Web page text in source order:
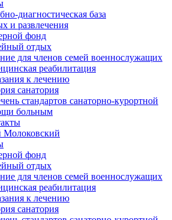
диагностическая база
и развлечения
фонд
отдых
для членов семей военнослужащих
реабилитация
к лечению
санатория
стандартов санаторно-курортной
больным
Молоковский
фонд
отдых
для членов семей военнослужащих
реабилитация
к лечению
санатория